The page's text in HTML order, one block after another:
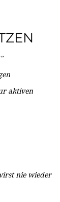
aktiven
nie wieder